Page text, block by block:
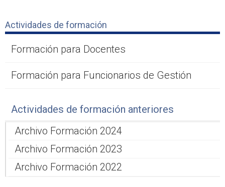
Actividades de formación
Formación para Docentes
Formación para Funcionarios de Gestión
Actividades de formación anteriores
Archivo Formación 2024
Archivo Formación 2023
Archivo Formación 2022